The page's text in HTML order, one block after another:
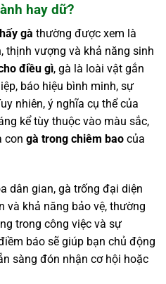
hay dữ?
gà thường được xem là
thịnh vượng và khả năng sinh
điều gì, gà là loài vật gắn
báo hiệu bình minh, sự
nhiên, ý nghĩa cụ thể của
kể tùy thuộc vào màu sắc,
con gà trong chiêm bao của
dân gian, gà trống đại diện
và khả năng bảo vệ, thường
trong công việc và sự
báo sẽ giúp bạn chủ động
sàng đón nhận cơ hội hoặc